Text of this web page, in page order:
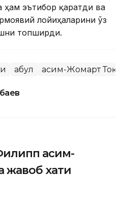
ҳам эътибор қаратди ва
лойиҳаларини ўз
топширди.
Қабул Қасим-Жомарт
Қасим-
жавоб хати